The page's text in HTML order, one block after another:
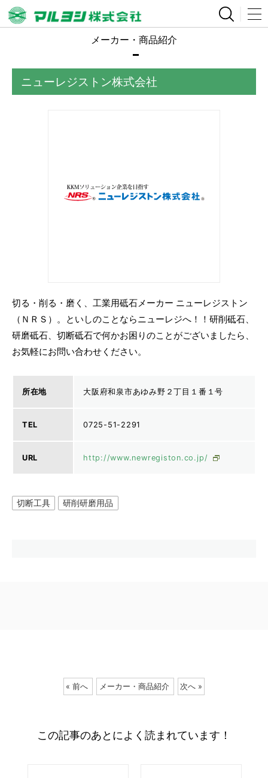
メーカー・商品紹介
ニューレジストン株式会社
切る・削る・磨く、工業用砥石メーカー ニューレジストン
（ＮＲＳ）。といしのことならニューレジへ！！研削砥石、
研磨砥石、切断砥石で何かお困りのことがございましたら、
お気軽にお問い合わせください。
所在地 大阪府和泉市あゆみ野２丁目１番１号
TEL 0725-51-2291
URL http://www.newregiston.co.jp/
切断工具 研削研磨用品
« 前へ メーカー・商品紹介 次へ »
この記事のあとによく読まれています！